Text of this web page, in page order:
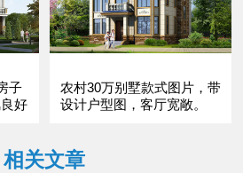
子
好
农村30万别墅款式图片，带
设计户型图，客厅宽敞。
相关文章